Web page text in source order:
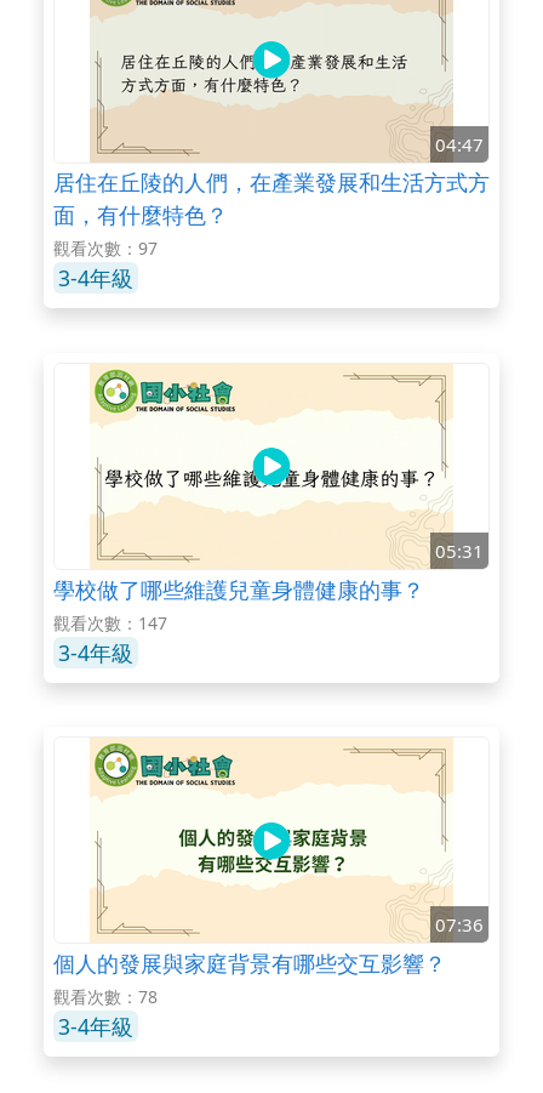
04:47
居住在丘陵的人們，在產業發展和生活方式方
面，有什麼特色？
觀看次數：97
3-4年級
05:31
學校做了哪些維護兒童身體健康的事？
觀看次數：147
3-4年級
07:36
個人的發展與家庭背景有哪些交互影響？
觀看次數：78
3-4年級